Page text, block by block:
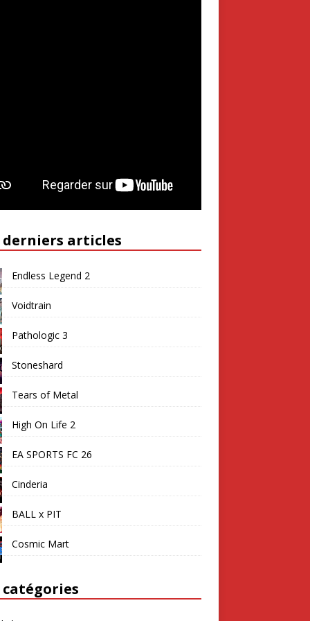
derniers articles
Endless Legend 2
Voidtrain
Pathologic 3
Stoneshard
Tears of Metal
High On Life 2
EA SPORTS FC 26
Cinderia
BALL x PIT
Cosmic Mart
catégories